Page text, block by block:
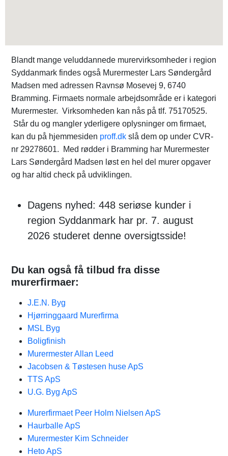
Blandt mange veluddannede murervirksomheder i region
Syddanmark findes også Murermester Lars Søndergård
Madsen med adressen Ravnsø Mosevej 9, 6740
Bramming. Firmaets normale arbejdsområde er i kategori
Murermester. Virksomheden kan nås på tlf. 75170525.
Står du og mangler yderligere oplysninger om firmaet,
kan du på hjemmesiden proff.dk slå dem op under CVR-
nr 29278601. Med rødder i Bramming har Murermester
Lars Søndergård Madsen løst en hel del murer opgaver
og har altid check på udviklingen.
Dagens nyhed: 448 seriøse kunder i
region Syddanmark har pr. 7. august
2026 studeret denne oversigtsside!
Du kan også få tilbud fra disse
murerfirmaer:
J.E.N. Byg
Hjørringgaard Murerfirma
MSL Byg
Boligfinish
Murermester Allan Leed
Jacobsen & Tøstesen huse ApS
TTS ApS
U.G. Byg ApS
Murerfirmaet Peer Holm Nielsen ApS
Haurballe ApS
Murermester Kim Schneider
Heto ApS